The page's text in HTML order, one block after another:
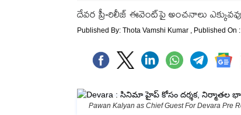
దేవర ప్రీ-రిలీజ్‌ ఈవెంట్‌పై అంచనాలు
Published By: Thota Vamshi Kumar , Published On
Pawan Kalyan as Chief Guest For Devara Pre